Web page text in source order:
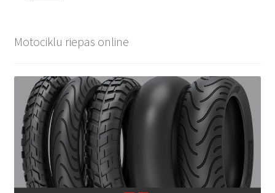
Motociklu riepas online